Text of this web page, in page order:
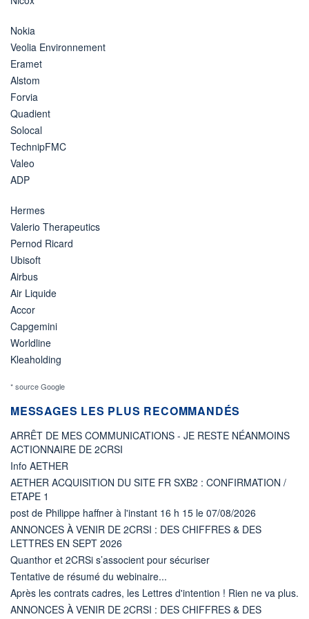
Nokia
Veolia Environnement
Eramet
Alstom
Forvia
Quadient
Solocal
TechnipFMC
Valeo
ADP
Hermes
Valerio Therapeutics
Pernod Ricard
Ubisoft
Airbus
Air Liquide
Accor
Capgemini
Worldline
Kleaholding
* source Google
MESSAGES LES PLUS RECOMMANDÉS
ARRÊT DE MES COMMUNICATIONS - JE RESTE NÉANMOINS
ACTIONNAIRE DE 2CRSI
Info AETHER
AETHER ACQUISITION DU SITE FR SXB2 : CONFIRMATION /
ETAPE 1
post de Philippe haffner à l'instant 16 h 15 le 07/08/2026
ANNONCES À VENIR DE 2CRSI : DES CHIFFRES & DES
LETTRES EN SEPT 2026
Quanthor et 2CRSi s’associent pour sécuriser
Tentative de résumé du webinaire...
Après les contrats cadres, les Lettres d'intention ! Rien ne va plus.
ANNONCES À VENIR DE 2CRSI : DES CHIFFRES & DES